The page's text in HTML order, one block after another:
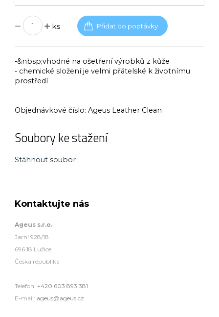
ks
-&nbsp;vhodné na ošetření výrobků z kůže
- chemické složení je velmi přátelské k životnímu
prostředí
Objednávkové číslo: Ageus Leather Clean
Soubory ke stažení
Stáhnout soubor
Kontaktujte nás
Ageus s.r.o.
Jarní 928/18
696 18 Lužice
Česká republika
Telefon: +420 603 893 381
E-mail: ageus@ageus.cz